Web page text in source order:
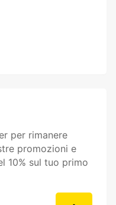
per rimanere
promozioni e
10% sul tuo primo